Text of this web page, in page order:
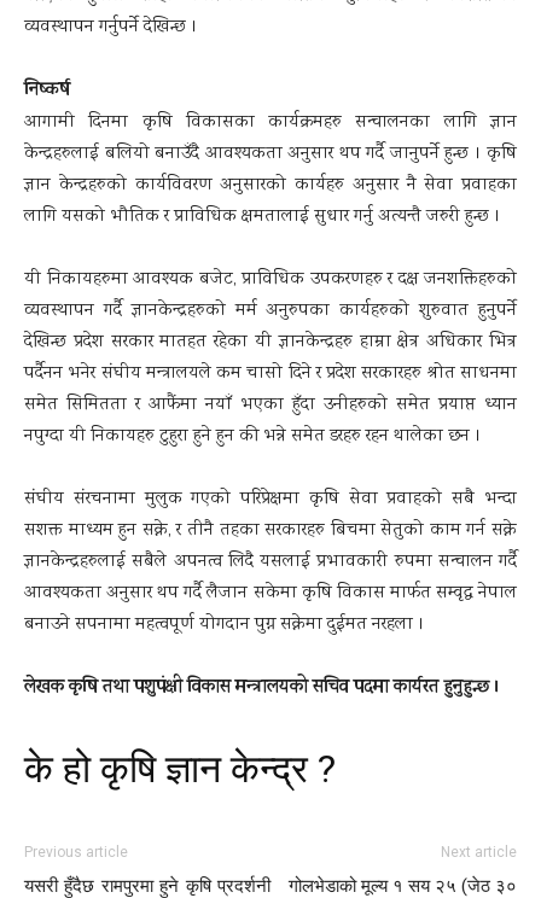
व्यवस्थापन गर्नुपर्ने देखिन्छ ।
निष्कर्ष
आगामी दिनमा कृषि विकासका कार्यक्रमहरु सन्चालनका लागि ज्ञान
केन्द्रहरुलाई बलियो बनाउँदै आवश्यकता अनुसार थप गर्दै जानुपर्ने हुन्छ । कृषि
ज्ञान केन्द्रहरुको कार्यविवरण अनुसारको कार्यहरु अनुसार नै सेवा प्रवाहका
लागि यसको भौतिक र प्राविधिक क्षमतालाई सुधार गर्नु अत्यन्तै जरुरी हुन्छ ।
यी निकायहरुमा आवश्यक बजेट, प्राविधिक उपकरणहरु र दक्ष जनशक्तिहरुको
व्यवस्थापन गर्दै ज्ञानकेन्द्रहरुको मर्म अनुरुपका कार्यहरुको शुरुवात हुनुपर्ने
देखिन्छ प्रदेश सरकार मातहत रहेका यी ज्ञानकेन्द्रहरु हाम्रा क्षेत्र अधिकार भित्र
पर्दैनन भनेर संघीय मन्त्रालयले कम चासो दिने र प्रदेश सरकारहरु श्रोत साधनमा
समेत सिमितता र आफैंमा नयाँ भएका हुँदा उनीहरुको समेत प्रयाप्त ध्यान
नपुग्दा यी निकायहरु टुहुरा हुने हुन की भन्ने समेत डरहरु रहन थालेका छन ।
संघीय संरचनामा मुलुक गएको परिप्रेक्षमा कृषि सेवा प्रवाहको सबै भन्दा
सशक्त माध्यम हुन सक्ने, र तीनै तहका सरकारहरु बिचमा सेतुको काम गर्न सक्ने
ज्ञानकेन्द्रहरुलाई सबैले अपनत्व लिदै यसलाई प्रभावकारी रुपमा सन्चालन गर्दै
आवश्यकता अनुसार थप गर्दै लैजान सकेमा कृषि विकास मार्फत सम्वृद्ध नेपाल
बनाउने सपनामा महत्वपूर्ण योगदान पुग्न सक्नेमा दुईमत नरहला ।
लेखक कृषि तथा पशुपंक्षी विकास मन्त्रालयको सचिव पदमा कार्यरत हुनुहुन्छ ।
के हो कृषि ज्ञान केन्द्र ?
Previous article
यसरी हुँदैछ रामपुरमा हुने कृषि प्रदर्शनी
Next article
गोलभेडाको मूल्य १ सय २५ (जेठ ३०